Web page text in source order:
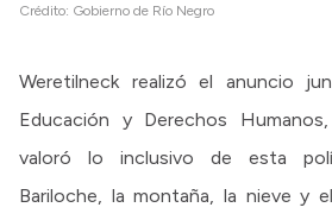
Crédito: Gobierno de Río Negro
Weretilneck realizó el anuncio
Educación y Derechos
valoró lo inclusivo de esta
Bariloche, la montaña, la nieve y